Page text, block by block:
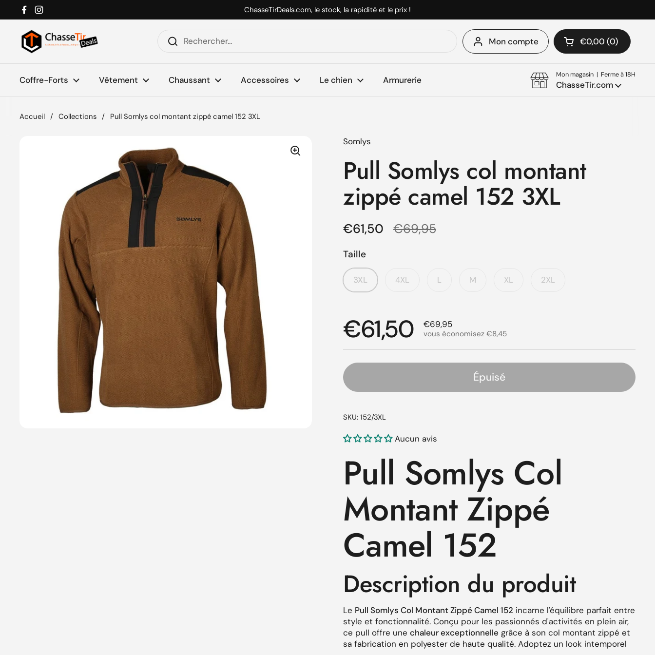
Passer au contenu
Facebook
Instagram ChasseTirDeals.com, le stock, la rapidité et le prix !
Mon compte Ouvrir le panier
Mon panier Total:
€0,00 0
produit dans votre
Coffre-Forts Vêtement Chaussant Accessoires Le chien Armurerie
Mon magasin | Ferme à 18H
ChasseTir.com
Accueil / Collections / Pull Somlys col montant zippé camel 152 3XL
Somlys
Pull Somlys col montant
zippé camel 152 3XL
Prix régulier
€61,50 Prix de solde
€69,95
Taille
3XL 4XL L M XL 2XL
Prix régulier
€61,50 Prix de solde
€69,95
vous économisez €8,45
Épuisé
SKU: 152/3XL
Aucun avis
Pull Somlys Col
Montant Zippé
Camel 152
Description du produit
Le Pull Somlys Col Montant Zippé Camel 152 incarne l'équilibre parfait entre
style et fonctionnalité. Conçu pour les passionnés d'activités en plein air,
ce pull offre une chaleur exceptionnelle grâce à son col montant zippé et
sa fabrication en polyester de haute qualité. Adoptez un look intemporel